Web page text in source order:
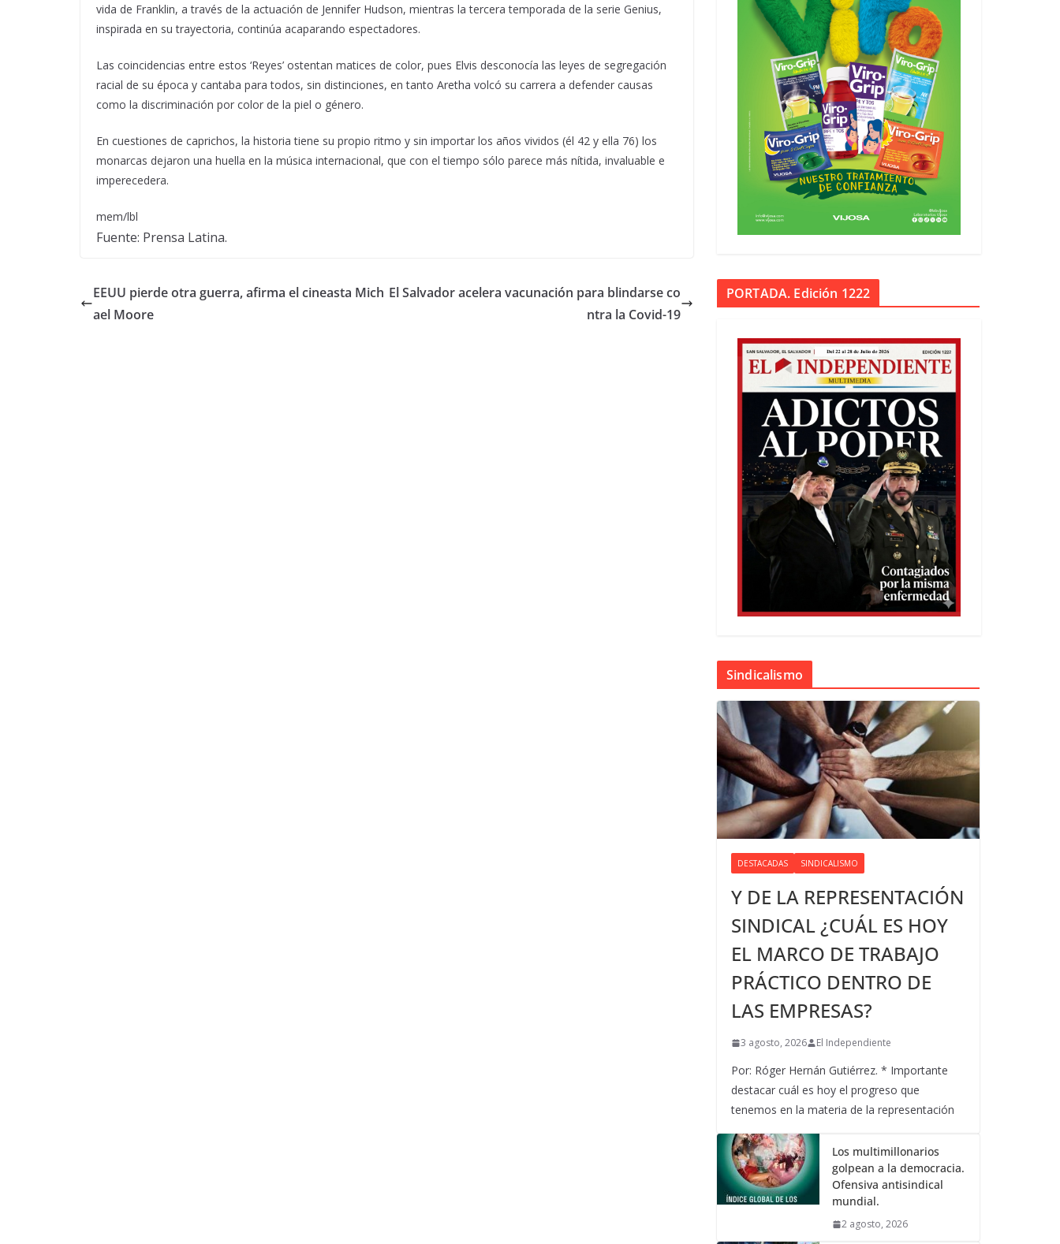
vida de Franklin, a través de la actuación de Jennifer Hudson, mientras la tercera temporada de la serie Genius,
inspirada en su trayectoria, continúa acaparando espectadores.
Las coincidencias entre estos ‘Reyes’ ostentan matices de color, pues Elvis desconocía las leyes de segregación
racial de su época y cantaba para todos, sin distinciones, en tanto Aretha volcó su carrera a defender causas
como la discriminación por color de la piel o género.
En cuestiones de caprichos, la historia tiene su propio ritmo y sin importar los años vividos (él 42 y ella 76) los
monarcas dejaron una huella en la música internacional, que con el tiempo sólo parece más nítida, invaluable e
imperecedera.
mem/lbl
Fuente: Prensa Latina.
EEUU pierde otra guerra, afirma el cineasta Mich
ael Moore
El Salvador acelera vacunación para blindarse co
ntra la Covid-19
PORTADA. Edición 1222
Sindicalismo
DESTACADAS SINDICALISMO
Y DE LA REPRESENTACIÓN
SINDICAL ¿CUÁL ES HOY
EL MARCO DE TRABAJO
PRÁCTICO DENTRO DE
LAS EMPRESAS?
3 agosto, 2026 El Independiente
Por: Róger Hernán Gutiérrez. * Importante
destacar cuál es hoy el progreso que
tenemos en la materia de la representación
Los multimillonarios
golpean a la democracia.
Ofensiva antisindical
mundial.
2 agosto, 2026